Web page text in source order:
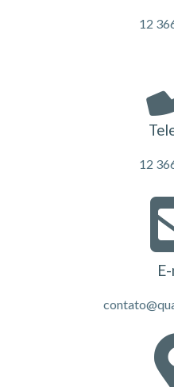
12
12